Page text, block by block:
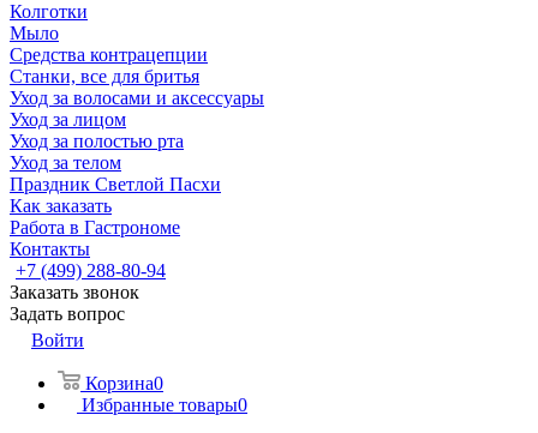
Колготки
Мыло
Средства контрацепции
Станки, все для бритья
Уход за волосами и аксессуары
Уход за лицом
Уход за полостью рта
Уход за телом
Праздник Светлой Пасхи
Как заказать
Работа в Гастрономе
Контакты
+7 (499) 288-80-94
Заказать звонок
Задать вопрос
Войти
Корзина0
Избранные товары0